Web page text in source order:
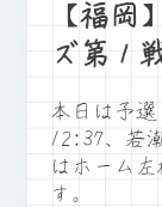
【福岡
ズ第１
本日は予
12:37、若
はホーム
す。